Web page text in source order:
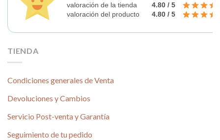
valoración de la tienda
4.80 / 5
valoración del producto
4.80 / 5
TIENDA
Condiciones generales de Venta
Devoluciones y Cambios
Servicio Post-venta y Garantía
Seguimiento de tu pedido